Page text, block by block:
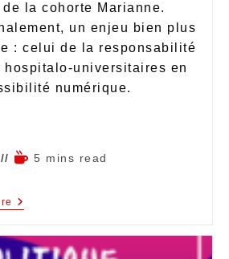
la cohorte Marianne.
un enjeu bien plus
: celui de la responsabilité
universitaires en
numérique.
5 mins read